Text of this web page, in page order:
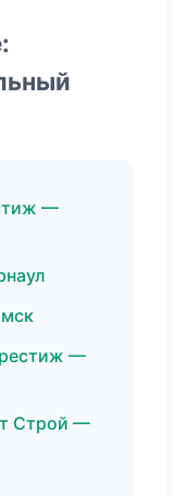
—
—
Строй —